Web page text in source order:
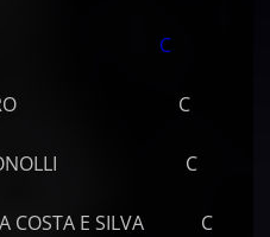
DIAS C
Y CASTRO C
TONOLLI C
COSTA E SILVA C